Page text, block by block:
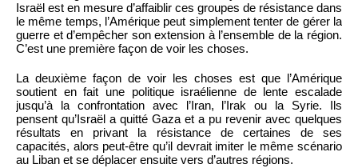
Israël est en mesure d’affaiblir ces groupes de résistance dans
le même temps, l’Amérique peut simplement tenter de gérer la
guerre et d’empêcher son extension à l’ensemble de la région.
C’est une première façon de voir les choses.
La deuxième façon de voir les choses est que l’Amérique
soutient en fait une politique israélienne de lente escalade
jusqu’à la confrontation avec l’Iran, l’Irak ou la Syrie. Ils
pensent qu’Israël a quitté Gaza et a pu revenir avec quelques
résultats en privant la résistance de certaines de ses
capacités, alors peut-être qu’il devrait imiter le même scénario
au Liban et se déplacer ensuite vers d’autres régions.